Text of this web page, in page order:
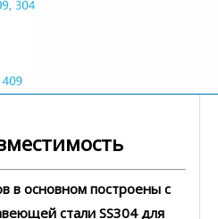
в основном построены с
стали SS304для